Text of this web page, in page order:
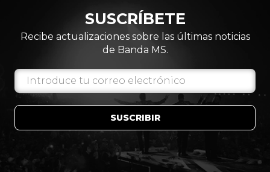
SUSCRÍBETE
Recibe actualizaciones sobre las últimas noticias
de Banda MS.
SUSCRIBIR